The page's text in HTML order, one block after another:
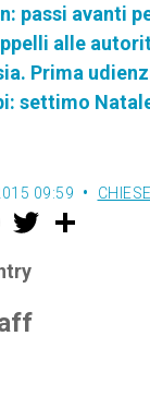
passi avanti
alle
Prima
settimo
09:59
F
a
e
b
o
k
w